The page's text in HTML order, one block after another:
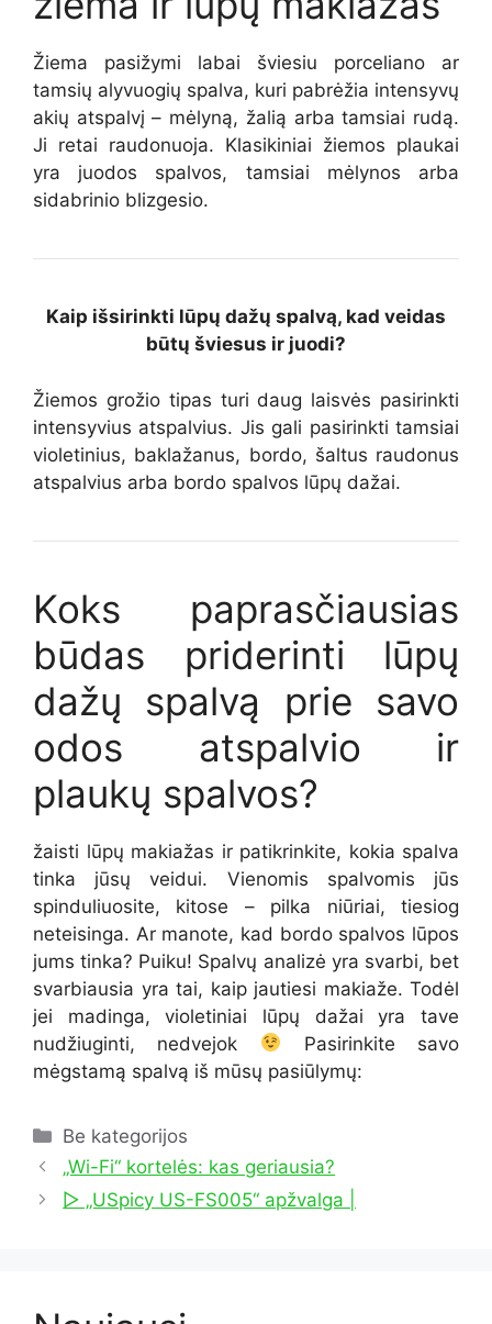
Žiema pasižymi labai šviesiu porceliano ar
tamsių alyvuogių spalva, kuri pabrėžia intensyvų
akių atspalvį – mėlyną, žalią arba tamsiai rudą.
Ji retai raudonuoja. Klasikiniai žiemos plaukai
yra juodos spalvos, tamsiai mėlynos arba
sidabrinio blizgesio.
Kaip išsirinkti lūpų dažų spalvą, kad veidas
būtų šviesus ir juodi?
Žiemos grožio tipas turi daug laisvės pasirinkti
intensyvius atspalvius. Jis gali pasirinkti tamsiai
violetinius, baklažanus, bordo, šaltus raudonus
atspalvius arba bordo spalvos lūpų dažai.
Koks paprasčiausias
būdas priderinti lūpų
dažų spalvą prie savo
odos atspalvio ir
plaukų spalvos?
žaisti lūpų makiažas ir patikrinkite, kokia spalva
tinka jūsų veidui. Vienomis spalvomis jūs
spinduliuosite, kitose – pilka niūriai, tiesiog
neteisinga. Ar manote, kad bordo spalvos lūpos
jums tinka? Puiku! Spalvų analizė yra svarbi, bet
svarbiausia yra tai, kaip jautiesi makiaže. Todėl
jei
madinga, violetiniai lūpų dažai
yra tave
nudžiuginti, nedvejok
Pasirinkite savo
mėgstamą spalvą iš mūsų pasiūlymų:
Kategorijos
Be kategorijos
„Wi-Fi“ kortelės: kas geriausia?
▷ „USpicy US-FS005“ apžvalga |